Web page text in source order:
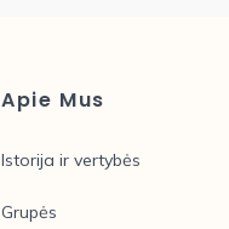
Apie Mus
Istorija ir vertybės
Grupės